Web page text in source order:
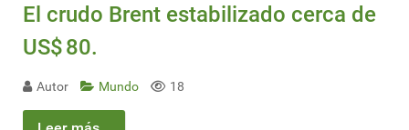
El crudo Brent estabilizado cerca de
US$ 80.
Autor Mundo 18